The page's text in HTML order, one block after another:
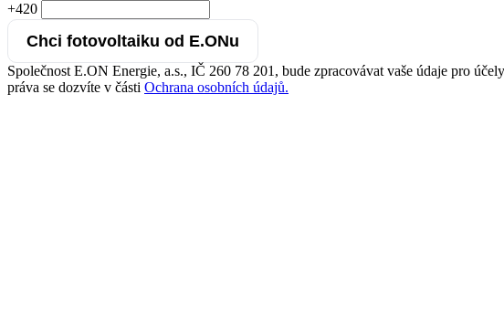
+420
Společnost E.ON Energie, a.s., IČ 260 78 201, bude zpracovávat vaše údaje pro
práva se dozvíte v části Ochrana osobních údajů.